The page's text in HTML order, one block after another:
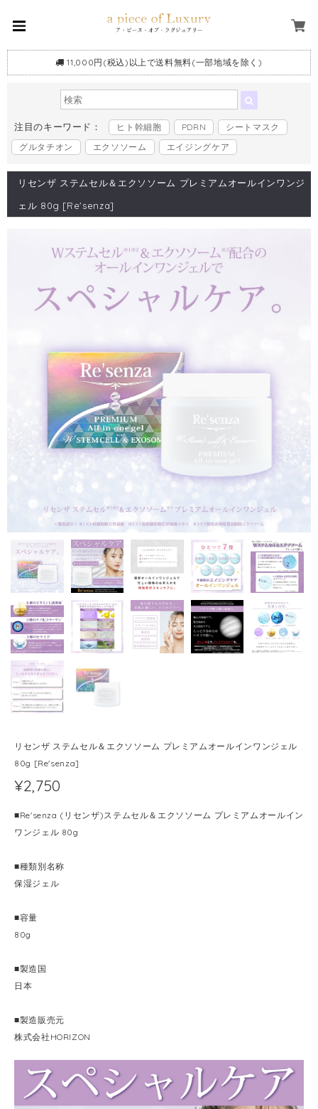
11,000円(税込)以上で送料無料(一部地域を除く)
注目のキーワード： ヒト幹細胞 PDRN
シートマスク
グルタチオン
エクソソーム エイジングケア
リセンザ ステムセル＆エクソソーム プレミアムオールインワンジ
ェル 80g [Re'senza]
リセンザ ステムセル＆エクソソーム プレミアムオールインワンジェル
80g [Re'senza]
¥2,750
■Re'senza (リセンザ)ステムセル＆エクソソーム プレミアムオールイン
ワンジェル 80g
■種類別名称
保湿ジェル
■容量
80g
■製造国
日本
■製造販売元
株式会社HORIZON